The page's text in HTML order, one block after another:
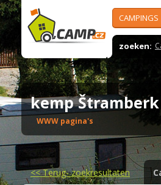
CAMPINGS
zoeken:
kemp Štramberk
WWW pagina's
<<Terug- zoekresultaten